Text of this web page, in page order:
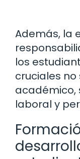
Además, la
los
cruciales
académico,
laboral y